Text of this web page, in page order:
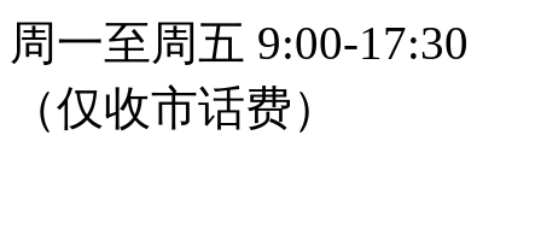
周一至周五 9:00-17:30
（仅收市话费）